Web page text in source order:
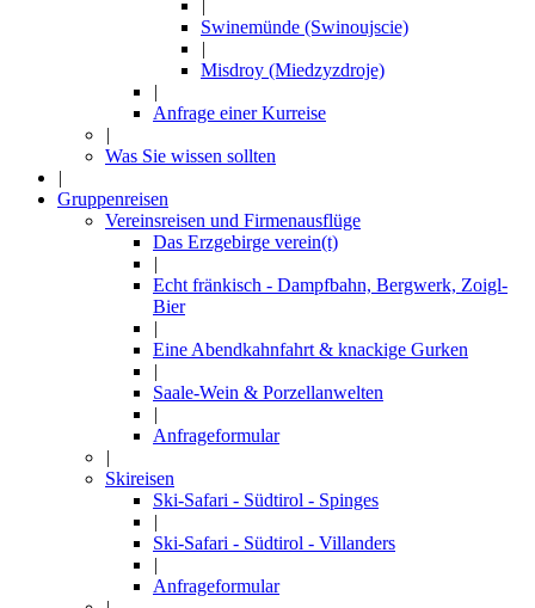
|
Swinemünde (Swinoujscie)
|
Misdroy (Miedzyzdroje)
|
Anfrage einer Kurreise
|
Was Sie wissen sollten
|
Gruppenreisen
Vereinsreisen und Firmenausflüge
Das Erzgebirge verein(t)
|
Echt fränkisch - Dampfbahn, Bergwerk, Zoigl-
Bier
|
Eine Abendkahnfahrt & knackige Gurken
|
Saale-Wein & Porzellanwelten
|
Anfrageformular
|
Skireisen
Ski-Safari - Südtirol - Spinges
|
Ski-Safari - Südtirol - Villanders
|
Anfrageformular